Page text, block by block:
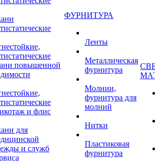
повышенной
и флис
для
и служб
ФУРНИТУРА
Ленты
Металлическая
фурнитура
Молнии,
фурнитура для
молний
Нитки
Пластиковая
фурнитура